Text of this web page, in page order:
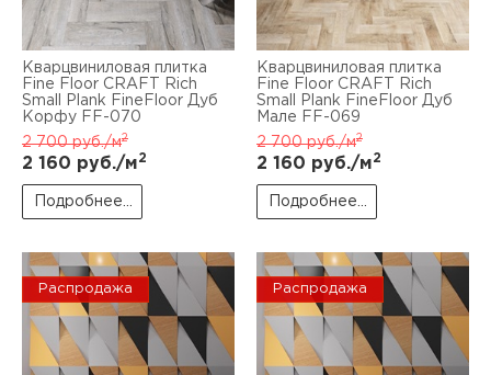
Кварцвиниловая плитка
Fine Floor CRAFT Rich
Small Plank FineFloor Дуб
Корфу FF-070
2 700руб./м2
2 160 руб./м2
Подробнее...
Кварцвиниловая плитка
Fine Floor CRAFT Rich
Small Plank FineFloor Дуб
Мале FF-069
2 700руб./м2
2 160 руб./м2
Подробнее...
Распродажа Распродажа